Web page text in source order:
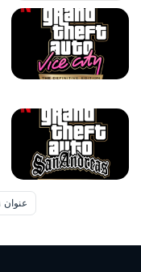
عنوان ۱ از ۲